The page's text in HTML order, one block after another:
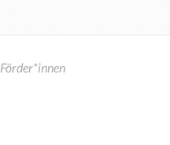
Förder*innen